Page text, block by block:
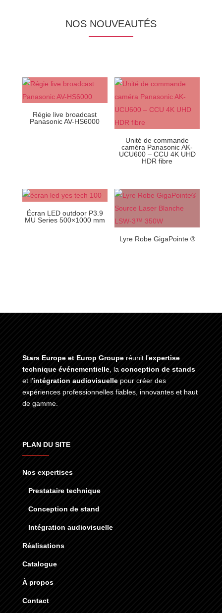
NOS NOUVEAUTÉS
Régie live broadcast
Panasonic AV-HS6000
Unité de commande
caméra Panasonic AK-
UCU600 – CCU 4K UHD
HDR fibre
Écran LED outdoor P3.9
MU Series 500×1000 mm
Lyre Robe GigaPointe ®
Stars Europe et Europ Groupe réunit l’expertise
technique événementielle, la conception de stands
et l’intégration audiovisuellepour créer des
expériences professionnelles fiables, innovantes et haut
de gamme.
PLAN DU SITE
Nos expertises
Prestataire technique
Conception de stand
Intégration audiovisuelle
Réalisations
Catalogue
À propos
Contact